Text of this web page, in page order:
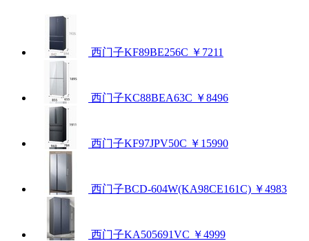
西门子KF89BE256C ￥7211
西门子KC88BEA63C ￥8496
西门子KF97JPV50C ￥15990
西门子BCD-604W(KA98CE161C) ￥4983
西门子KA505691VC ￥4999